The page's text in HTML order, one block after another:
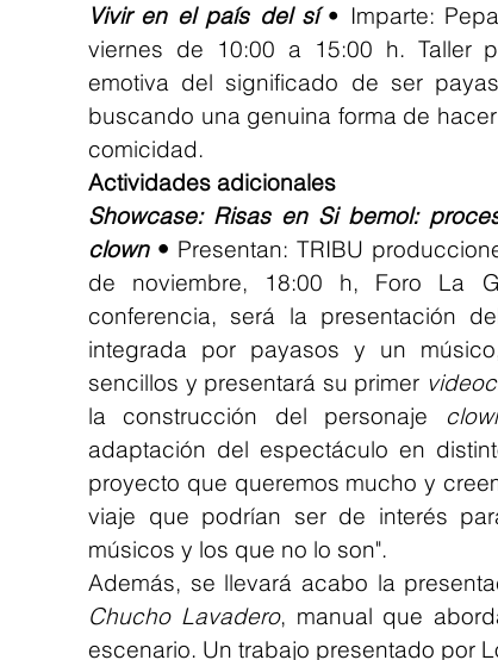
Vivir en el país del sí • Imparte:
viernes de 10:00 a 15:00 h. Taller
emotiva del significado de ser
buscando una genuina forma de
comicidad.
Actividades adicionales
Showcase: Risas en Si bemol:
clown • Presentan: TRIBU
de noviembre, 18:00 h, Foro La
conferencia, será la presentación
integrada por payasos y un
sencillos y presentará su primer
la construcción del personaje
adaptación del espectáculo en
proyecto que queremos mucho y
viaje que podrían ser de interés
músicos y los que no lo son".
Además, se llevará acabo la
Chucho Lavadero, manual que
escenario. Un trabajo presentado por